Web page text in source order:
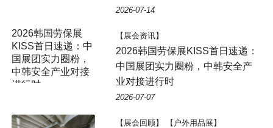
2026-07-14
【展会资讯】
2026韩国劳保展KISS首日速递：
中国展团实力圈粉，中韩安全产
业对接进行时
2026-07-07
【展会回顾】 【户外用品展】